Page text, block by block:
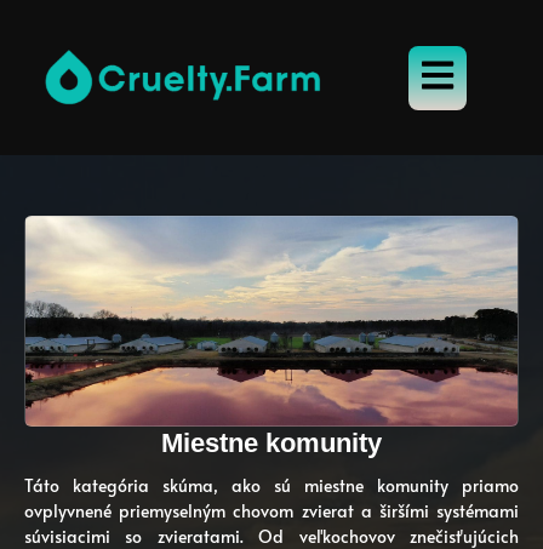
Miestne komunity
Táto kategória skúma, ako sú miestne komunity priamo
ovplyvnené priemyselným chovom zvierat a širšími systémami
súvisiacimi so zvieratami. Od veľkochovov znečisťujúcich